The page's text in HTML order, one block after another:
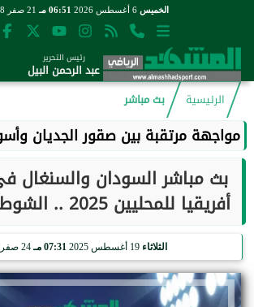
الخميس 6 أغسطس 2026 06:51 مـ 21 صفر 1448
رئيس التحرير
عبد الرحمن البيل
الرئيسية
بث مباشر
مواجهة مرتقبة بين صقور الجديان
بث مباشر السودان
أفريقيا للمحليين 2025 .. الشوط الأول (0-0)
الثلاثاء 19 أغسطس 2025 07:31 مـ 24 صفر 1447